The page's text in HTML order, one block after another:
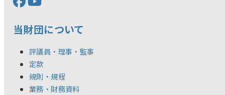
当財団について
評議員・理事・監事
定款
規則・規程
業務・財務資料